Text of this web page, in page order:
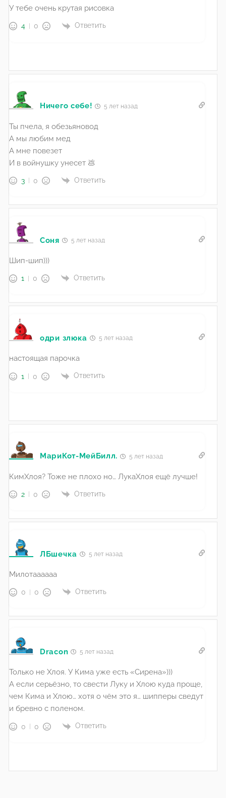
У тебе очень крутая рисовка
4 0 Ответить
Ничего себе! 5 лет назад
Ты пчела, я обезьяновод
А мы любим мед
А мне повезет
И в войнушку унесет 💩
3 0 Ответить
Соня 5 лет назад
Шип-шип)))
1 0 Ответить
одри злюка 5 лет назад
настоящая парочка
1 0 Ответить
МариКот-МейБилл. 5 лет назад
КимХлоя? Тоже не плохо но… ЛукаХлоя ещё лучше!
2 0 Ответить
ЛБшечка 5 лет назад
Милотаааааа
0 0 Ответить
Dracon 5 лет назад
Только не Хлоя. У Кима уже есть «Сирена»)))
А если серьёзно, то свести Луку и Хлою куда проще,
чем Кима и Хлою… хотя о чём это я… шипперы сведут
и бревно с поленом.
0 0 Ответить